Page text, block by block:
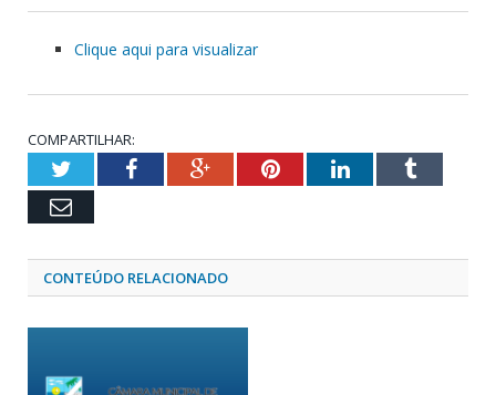
Clique aqui para visualizar
COMPARTILHAR:
TwitterFacebookGoogle+PinterestLinkedInTumblr
Email
CONTEÚDO RELACIONADO